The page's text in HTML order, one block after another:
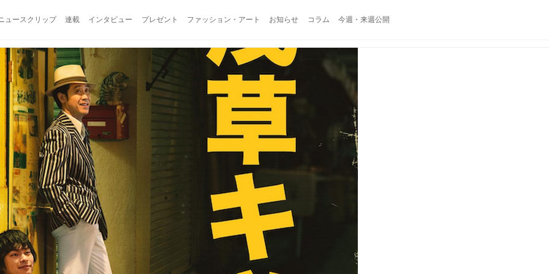
ュースクリップ 連載 インタビュー プレゼント ファッション・アート お知らせ コラム 今週・来週公開